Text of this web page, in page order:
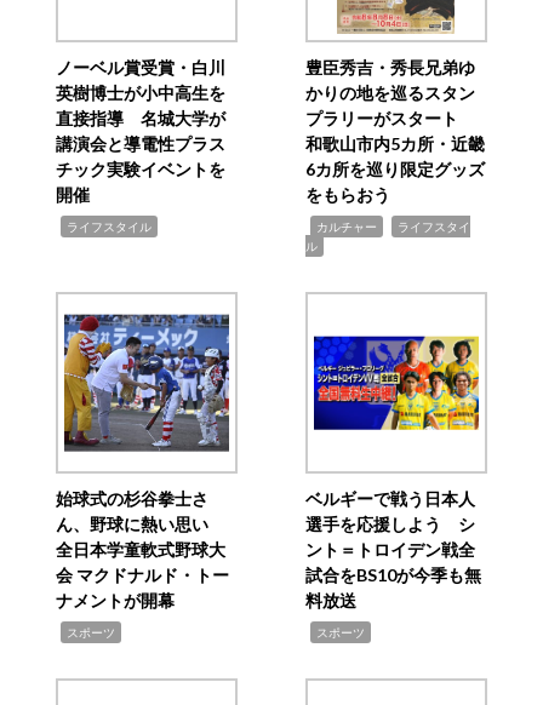
ノーベル賞受賞・白川
英樹博士が小中高生を
直接指導 名城大学が
講演会と導電性プラス
チック実験イベントを
開催
ライフスタイル
豊臣秀吉・秀長兄弟ゆ
かりの地を巡るスタン
プラリーがスタート
和歌山市内5カ所・近畿
6カ所を巡り限定グッズ
をもらおう
カルチャー
ライフスタイ
ル
始球式の杉谷拳士さ
ん、野球に熱い思い
全日本学童軟式野球大
会 マクドナルド・トー
ナメントが開幕
スポーツ
ベルギーで戦う日本人
選手を応援しよう シ
ント＝トロイデン戦全
試合をBS10が今季も無
料放送
スポーツ